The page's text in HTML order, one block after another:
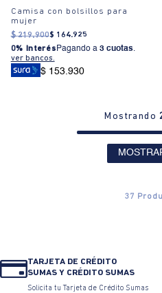
Camisa con bolsillos para
mujer
$ 219.900$ 164.925
0% Interés Pagando a 3 cuotas.
ver bancos.
$ 153.930
Mostrando
37
TARJETA DE CRÉDITO
SUMAS Y CRÉDITO SUMAS
Solicita tu Tarjeta de Crédito Sumas